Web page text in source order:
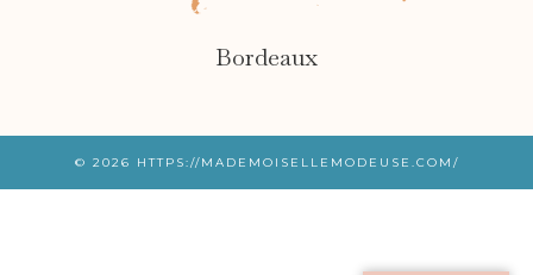
Bordeaux
© 2026 HTTPS://MADEMOISELLEMODEUSE.COM/